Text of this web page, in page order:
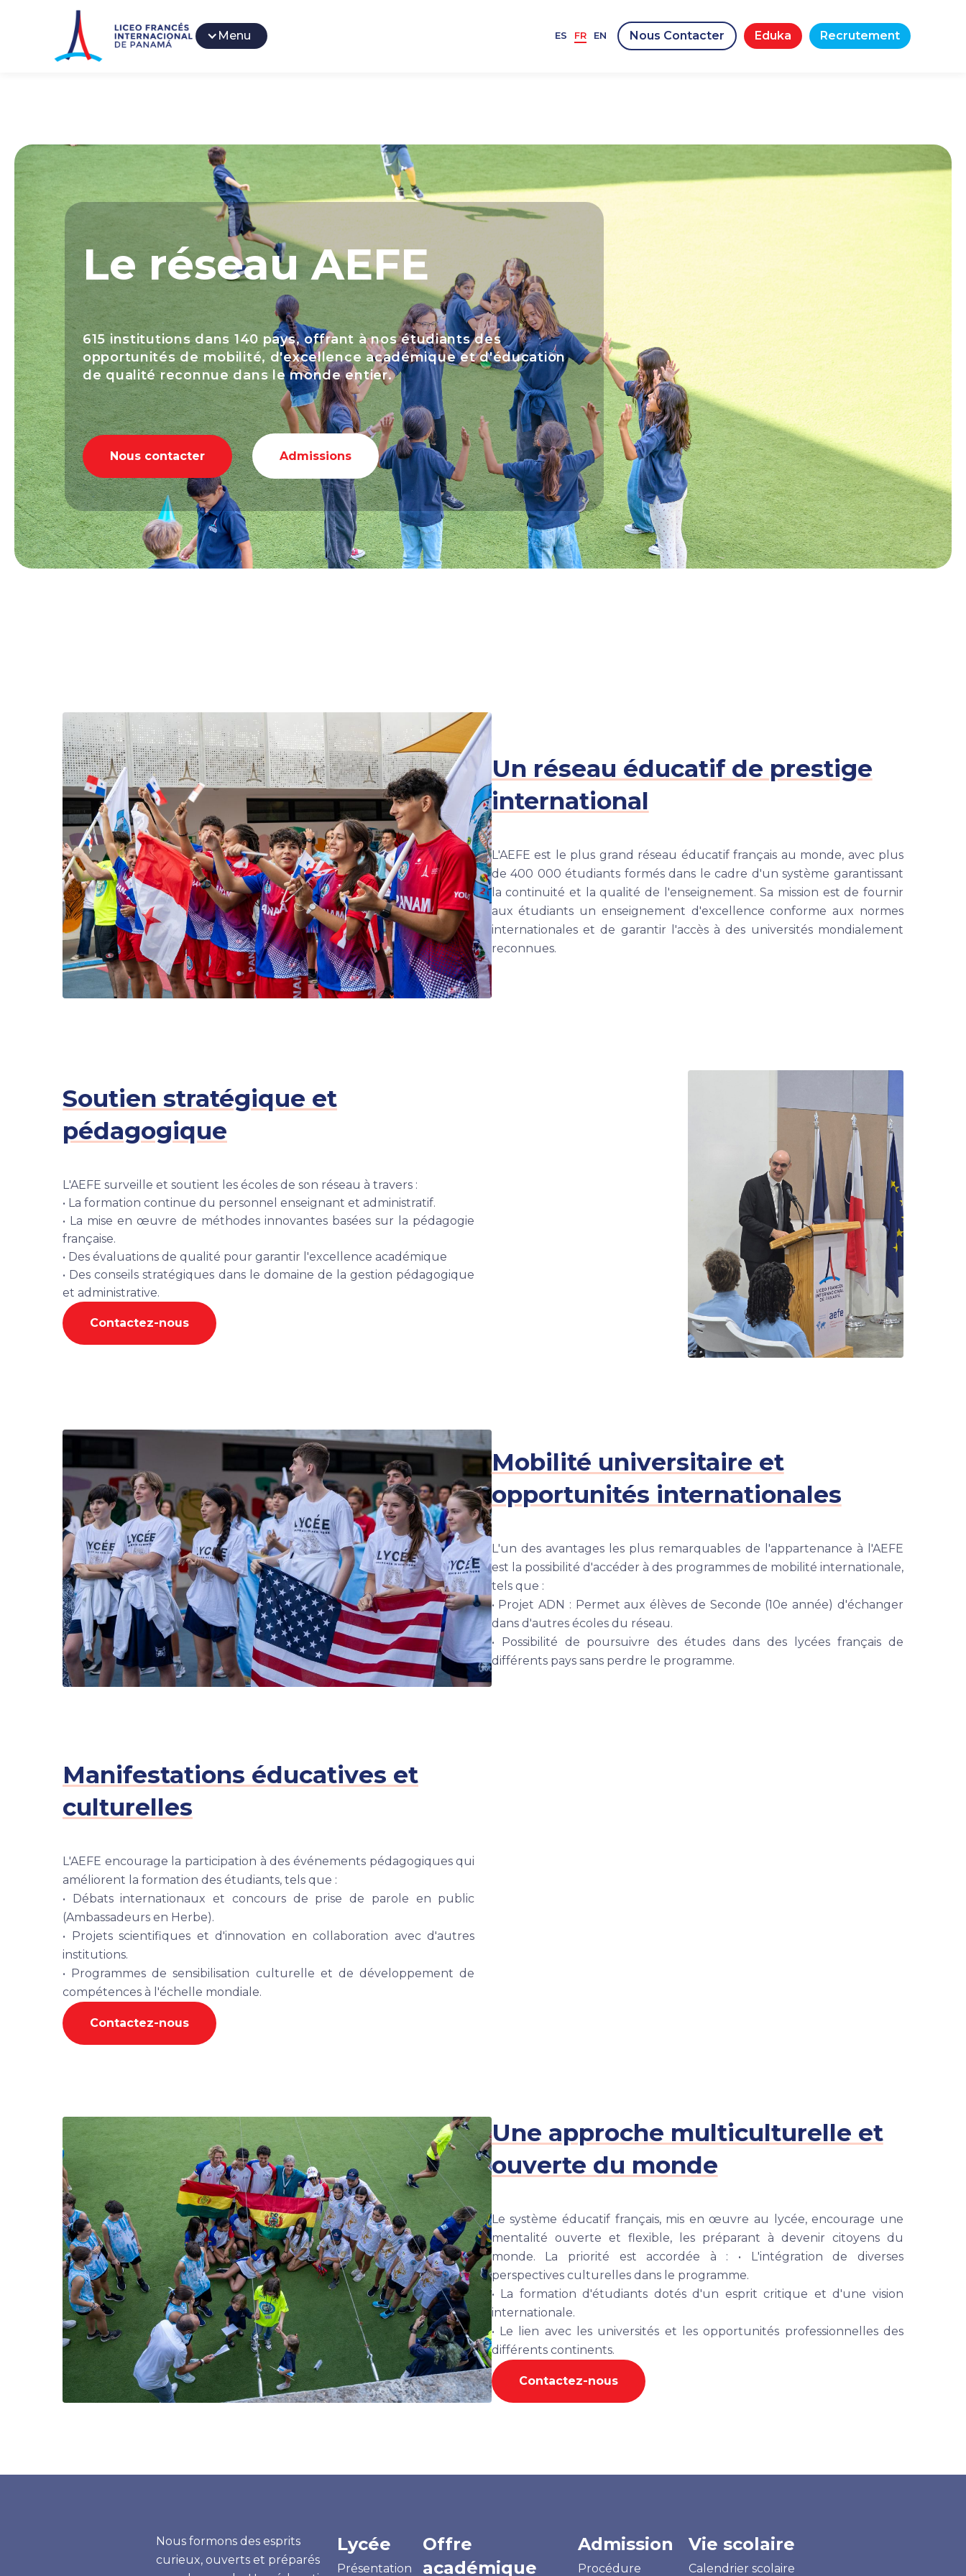
Menu ES FR EN Nous Contacter Eduka Recrutement
Le réseau AEFE
615 institutions dans 140 pays, offrant à nos étudiants des
opportunités de mobilité, d'excellence académique et d'éducation
de qualité reconnue dans le monde entier.
Nous contacter Admissions
Un réseau éducatif de prestige
international
L'AEFE est le plus grand réseau éducatif français au monde, avec plus
de 400 000 étudiants formés dans le cadre d'un système garantissant
la continuité et la qualité de l'enseignement. Sa mission est de fournir
aux étudiants un enseignement d'excellence conforme aux normes
internationales et de garantir l'accès à des universités mondialement
reconnues.
Soutien stratégique et
pédagogique
L'AEFE surveille et soutient les écoles de son réseau à travers :
• La formation continue du personnel enseignant et administratif.
• La mise en œuvre de méthodes innovantes basées sur la pédagogie
française.
• Des évaluations de qualité pour garantir l'excellence académique
• Des conseils stratégiques dans le domaine de la gestion pédagogique
et administrative.
Contactez-nous
Mobilité universitaire et
opportunités internationales
L'un des avantages les plus remarquables de l'appartenance à l'AEFE
est la possibilité d'accéder à des programmes de mobilité internationale,
tels que :
• Projet ADN : Permet aux élèves de Seconde (10e année) d'échanger
dans d'autres écoles du réseau.
• Possibilité de poursuivre des études dans des lycées français de
différents pays sans perdre le programme.
Manifestations éducatives et
culturelles
L'AEFE encourage la participation à des événements pédagogiques qui
améliorent la formation des étudiants, tels que :
• Débats internationaux et concours de prise de parole en public
(Ambassadeurs en Herbe).
• Projets scientifiques et d'innovation en collaboration avec d'autres
institutions.
• Programmes de sensibilisation culturelle et de développement de
compétences à l'échelle mondiale.
Contactez-nous
Une approche multiculturelle et
ouverte du monde
Le système éducatif français, mis en œuvre au lycée, encourage une
mentalité ouverte et flexible, les préparant à devenir citoyens du
monde. La priorité est accordée à : • L'intégration de diverses
perspectives culturelles dans le programme.
• La formation d'étudiants dotés d'un esprit critique et d'une vision
internationale.
• Le lien avec les universités et les opportunités professionnelles des
différents continents.
Contactez-nous
Nous formons des esprits
curieux, ouverts et préparés
Lycée
Présentation
Offre
académique
Admission
Procédure
Vie scolaire
Calendrier scolaire